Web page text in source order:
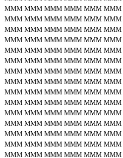
MMM MMM MMM MMM MMM MMM
MMM MMM MMM MMM MMM MMM
MMM MMM MMM MMM MMM MMM
MMM MMM MMM MMM MMM MMM
MMM MMM MMM MMM MMM MMM
MMM MMM MMM MMM MMM MMM
MMM MMM MMM MMM MMM MMM
MMM MMM MMM MMM MMM MMM
MMM MMM MMM MMM MMM MMM
MMM MMM MMM MMM MMM MMM
MMM MMM MMM MMM MMM MMM
MMM MMM MMM MMM MMM MMM
MMM MMM MMM MMM MMM MMM
MMM MMM MMM MMM MMM MMM
MMM MMM MMM MMM MMM MMM